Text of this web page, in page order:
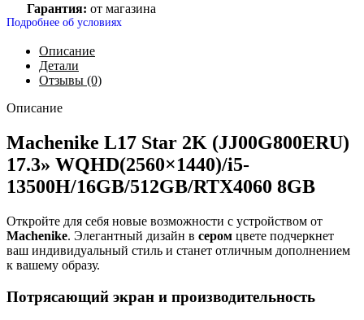
Гарантия: от магазина
Подробнее об условиях
Описание
Детали
Отзывы (0)
Описание
Machenike L17 Star 2K (JJ00G800ERU)
17.3» WQHD(2560×1440)/i5-
13500H/16GB/512GB/RTX4060 8GB
Откройте для себя новые возможности с устройством от
Machenike. Элегантный дизайн в сером цвете подчеркнет
ваш индивидуальный стиль и станет отличным дополнением
к вашему образу.
Потрясающий экран и производительность